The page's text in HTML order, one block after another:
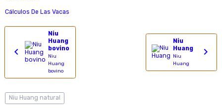
Cálculos De Las Vacas
Niu
Huang
bovino
Niu
Huang
bovino
Niu
Huang
Niu
Huang
Niu Huang natural